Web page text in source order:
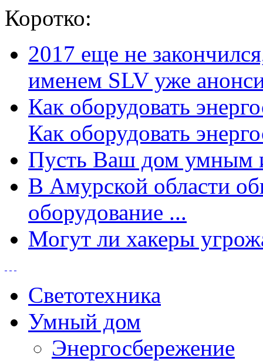
Коротко:
2017 еще не
именем SLV уже
Как оборудовать
Как оборудовать
Пусть Ваш дом умным
В Амурской области
оборудование ...
Могут ли хакеры
Светотехника
Умный дом
Энергосбережение